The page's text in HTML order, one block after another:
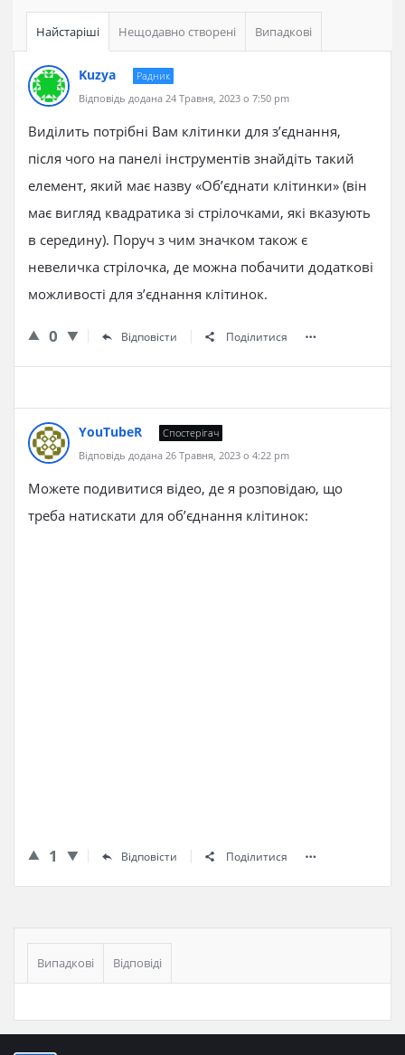
Найстаріші Нещодавно створені Випадкові
Kuzya
Радник
Відповідь додана 24 Травня, 2023 о 7:50 pm
Виділить потрібні Вам клітинки для з’єднання,
після чого на панелі інструментів знайдіть такий
елемент, який має назву «Об’єднати клітинки» (він
має вигляд квадратика зі стрілочками, які вказують
в середину). Поруч з чим значком також є
невеличка стрілочка, де можна побачити додаткові
можливості для з’єднання клітинок.
0 Відповісти Поділитися
YouTubeR
Спостерігач
Відповідь додана 26 Травня, 2023 о 4:22 pm
Можете подивитися відео, де я розповідаю, що
треба натискати для об’єднання клітинок:
1 Відповісти Поділитися
Бічна
панель
Випадкові Відповіді